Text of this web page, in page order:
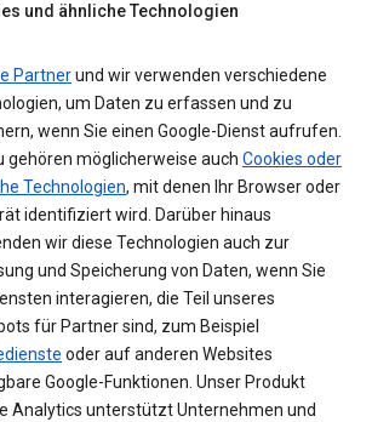
und ähnliche Technologien
Partnerund wir verwenden verschiedene
um Daten zu erfassen und zu
wenn Sie einen Google-Dienst aufrufen.
gehören möglicherweise auch Cookies oder
Technologien, mit denen Ihr Browser oder
identifiziert wird. Darüber hinaus
wir diese Technologien auch zur
und Speicherung von Daten, wenn Sie
interagieren, die Teil unseres
für Partner sind, zum Beispiel
oder auf anderen Websites
Google-Funktionen. Unser Produkt
Analytics unterstützt Unternehmen und